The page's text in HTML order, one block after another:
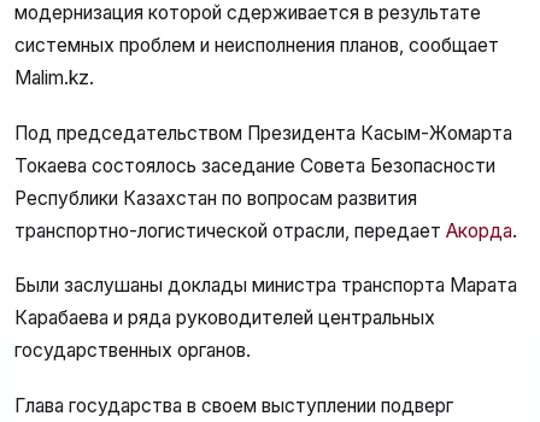
модернизация которой сдерживается в результате
системных проблем и неисполнения планов, сообщает
Malim.kz.
Под председательством Президента Касым-Жомарта
Токаева состоялось заседание Совета Безопасности
Республики Казахстан по вопросам развития
транспортно-логистической отрасли, передает Акорда.
Были заслушаны доклады министра транспорта Марата
Карабаева и ряда руководителей центральных
государственных органов.
Глава государства в своем выступлении подверг